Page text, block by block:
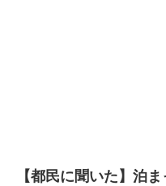
【都民に聞いた】泊